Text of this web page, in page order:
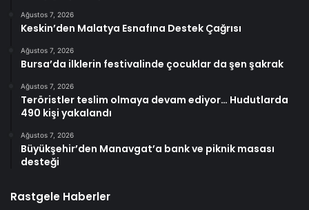
Ağustos 7, 2026
Keskin’den Malatya Esnafına Destek Çağrısı
Ağustos 7, 2026
Bursa’da ilklerin festivalinde çocuklar da şen şakrak
Ağustos 7, 2026
Teröristler teslim olmaya devam ediyor… Hudutlarda
490 kişi yakalandı
Ağustos 7, 2026
Büyükşehir’den Manavgat’a bank ve piknik masası
desteği
Rastgele Haberler